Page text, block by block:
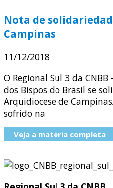
Nota de
Campinas
11/12/2018
O Regional Sul 3 da
dos Bispos do Brasil se
Arquidiocese de
sofrido na
Veja a matéria completa